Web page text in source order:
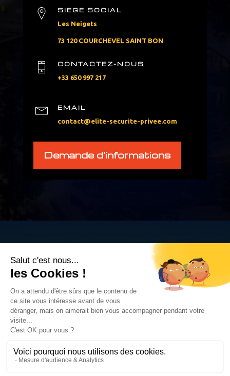
SIEGE SOCIAL
Les Neigets
73 120 COURCHEVEL SAINT BON
CONTACTEZ-NOUS
+33 650 997 217
EMAIL
contact@elite-securite-privee.com
Demande d'informations
Politique de confidentialité